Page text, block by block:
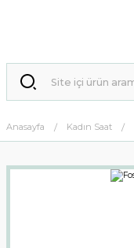
Anasayfa Kadın Saat